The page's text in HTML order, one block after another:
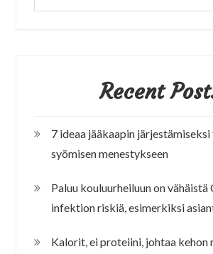
Recent
7 ideaa jääkaapin
syömisen menestykseen
Paluu kouluurheiluun on
infektion riskiä, esimerkiksi
Kalorit, ei proteiini, johtaa kehon